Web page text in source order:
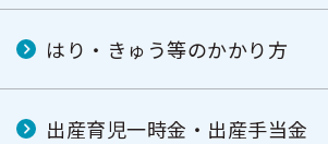
はり・きゅう等のかかり方
出産育児一時金・出産手当金